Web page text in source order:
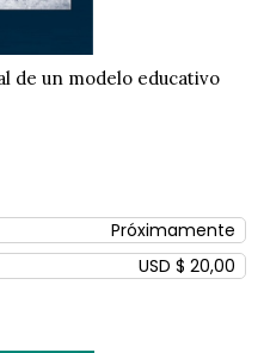
de un modelo educativo
Próximamente
USD $ 20,00